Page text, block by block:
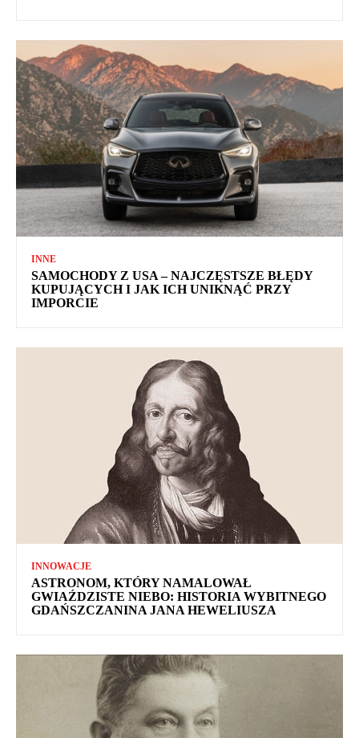
INNE
SAMOCHODY Z USA – NAJCZĘSTSZE BŁĘDY
KUPUJĄCYCH I JAK ICH UNIKNĄĆ PRZY
IMPORCIE
INNOWACJE
ASTRONOM, KTÓRY NAMALOWAŁ
GWIAŹDZISTE NIEBO: HISTORIA WYBITNEGO
GDAŃSZCZANINA JANA HEWELIUSZA